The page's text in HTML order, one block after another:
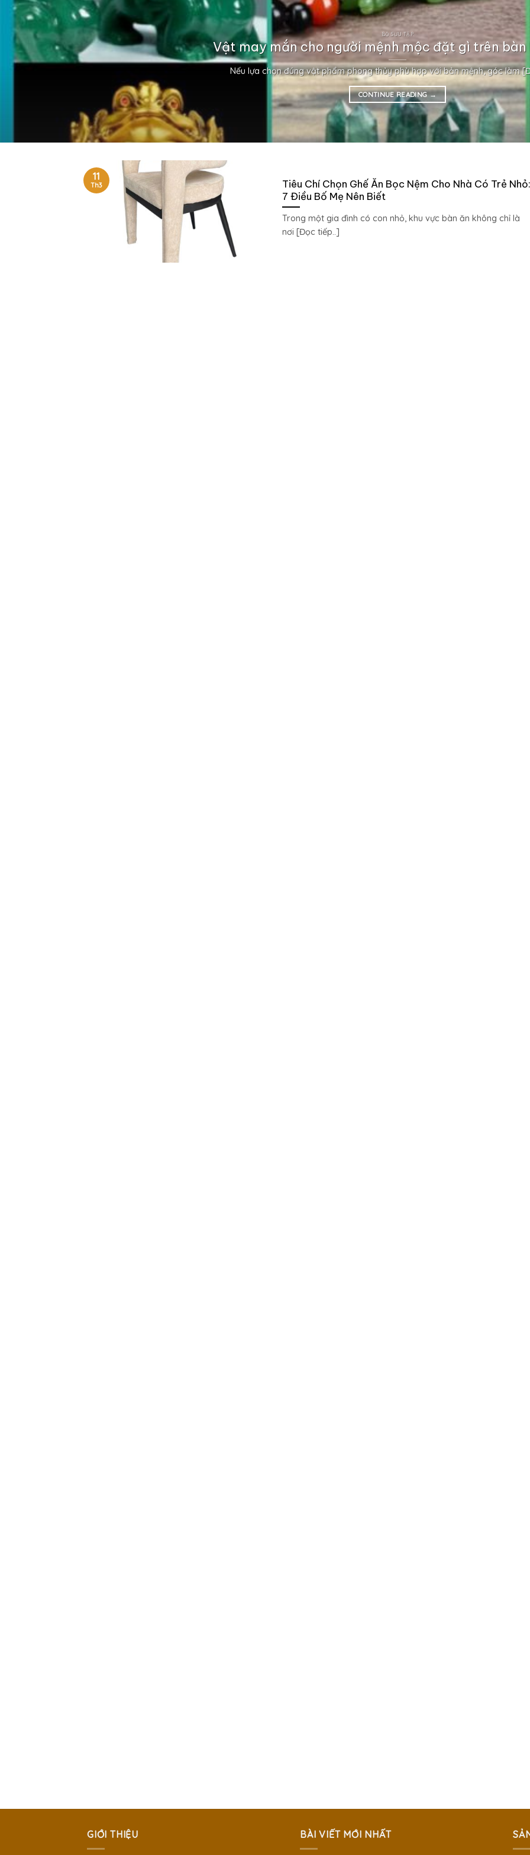
BỘ SƯU TẬP
Vật may mắn cho người mệnh mộc đặt gì trên
Nếu lựa chọn đúng vật phẩm phong thủy phù hợp với bản mệnh, góc làm
CONTINUE READING→
Tiêu Chí Chọn Ghế Ăn Bọc Nệm Cho Nhà Có Trẻ Nhỏ:
7 Điều Bố Mẹ Nên Biết
Trong một gia đình có con nhỏ, khu vực bàn ăn không chỉ là
nơi [Đọc tiếp..]
11
Th3
GIỚI THIỆU BÀI VIẾT MỚI NHẤT